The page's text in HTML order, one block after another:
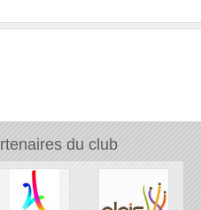
du club